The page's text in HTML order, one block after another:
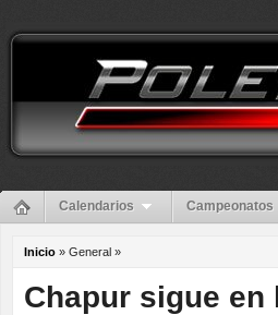
Calendarios Campeonatos
Inicio » General »
Chapur sigue en